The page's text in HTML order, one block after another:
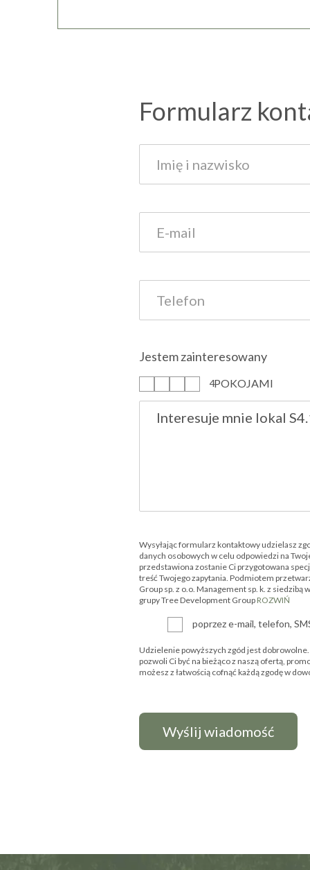
Formularz
Jestem zainteresowany
4POKOJAMI
Wysyłając formularz kontaktowy udzielasz
danych osobowych w celu odpowiedzi na
przedstawiona zostanie Ci przygotowana
treść Twojego zapytania. Podmiotem
Group sp. z o.o. Management sp. k. z siedzibą
grupy Tree Development Group ROZWIŃ
poprzez e-mail, telefon,
Udzielenie powyższych zgód jest
pozwoli Ci być na bieżąco z naszą ofertą,
możesz z łatwością cofnąć każdą zgodę w